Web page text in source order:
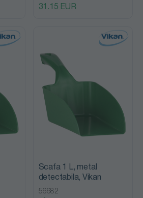
31.15 EUR
Scafa 1 L, metal
detectabila, Vikan
56682